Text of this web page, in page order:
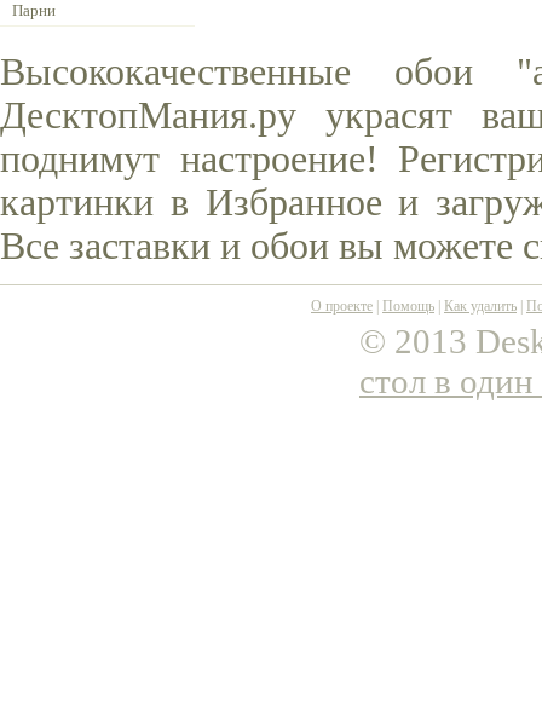
Парни
Высококачественные обои
ДесктопМания.ру украсят
поднимут настроение!
картинки в Избранное и
Все заставки и обои вы можете
О проекте Помощь Как удалить
© 2013
стол в